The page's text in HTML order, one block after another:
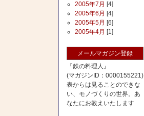
2005年7月 [4]
2005年6月 [4]
2005年5月 [6]
2005年4月 [1]
メールマガジン登録
『鉄の料理人』
(マガジンID：0000155221)
表からは見ることのできな
い、モノづくりの世界。あ
なたにお教えいたします